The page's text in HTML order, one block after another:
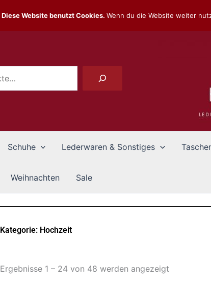
Schuhe Lederwaren & Sonstiges
Weihnachten Sale
Kategorie: Hochzeit
Ergebnisse 1 – 24 von 48 werden angezeigt
Diese Website benutzt Cookies. Wenn du die Website weiter